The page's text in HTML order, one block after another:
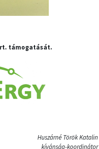
támogatását.
Huszárné Török Katalin
kívánság-koordinátor